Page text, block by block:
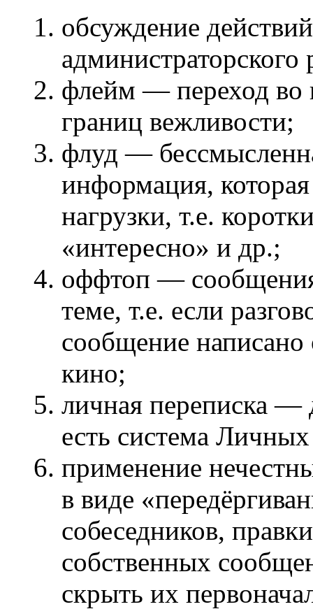
обсуждение
администраторского
флейм — переход во
границ вежливости;
флуд —
информация,
нагрузки, т.е.
«интересно» и др.;
оффтоп — сообщения
теме, т.е. если
сообщение написано
кино;
личная переписка —
есть система
применение
в виде
собеседников,
собственных
скрыть их